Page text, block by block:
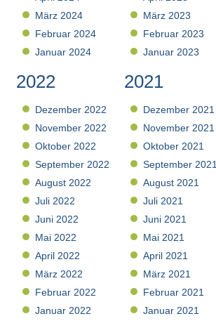
März 2024
Februar 2024
Januar 2024
März 2023
Februar 2023
Januar 2023
2022
Dezember 2022
November 2022
Oktober 2022
September 2022
August 2022
Juli 2022
Juni 2022
Mai 2022
April 2022
März 2022
Februar 2022
Januar 2022
2021
Dezember 2021
November 2021
Oktober 2021
September 2021
August 2021
Juli 2021
Juni 2021
Mai 2021
April 2021
März 2021
Februar 2021
Januar 2021